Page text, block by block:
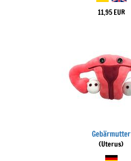
11,95 EUR
Gebärmutter
(Uterus)